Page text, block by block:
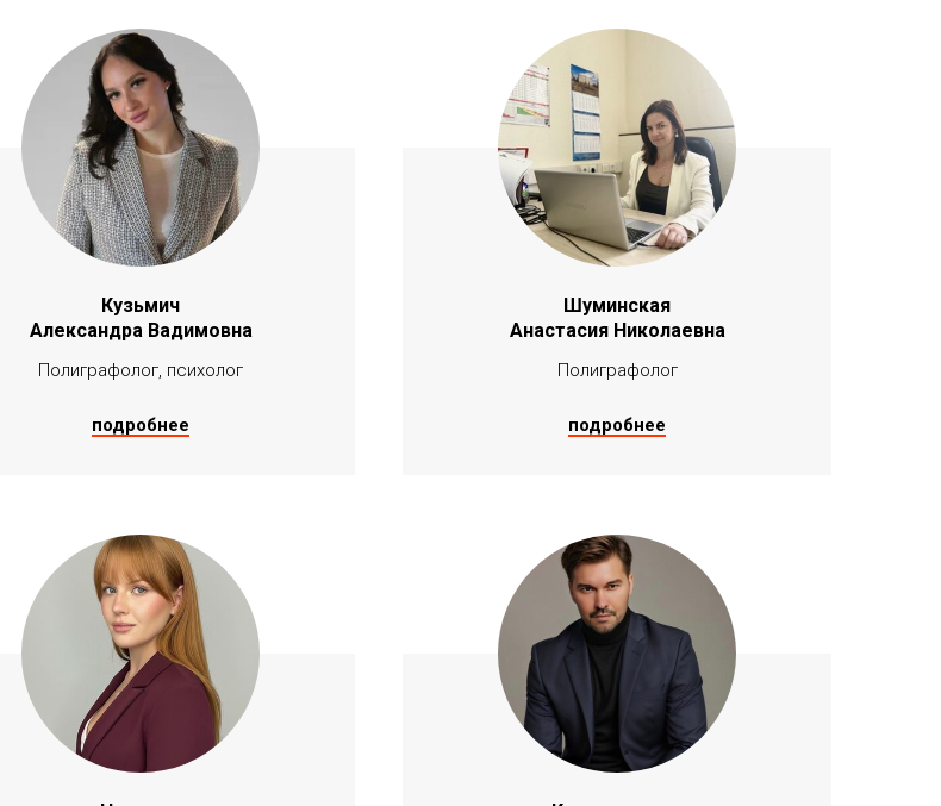
Кузьмич
Александра Вадимовна
Полиграфолог, психолог
подробнее
Шуминская
Анастасия Николаевна
Полиграфолог
подробнее